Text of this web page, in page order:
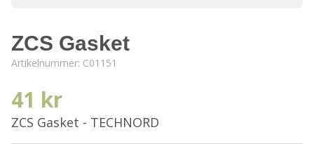
ZCS Gasket
Artikelnummer: C01151
41 kr
ZCS Gasket - TECHNORD